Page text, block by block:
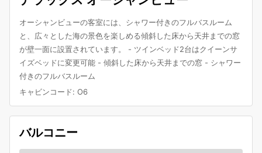
オーシャンビューの客室には、シャワー付きのフルバスルーム
と、広々とした海の景色を楽しめる傾斜した床から天井までの窓
が壁一面に設置されています。 - ツインベッド2台はクイーンサ
イズベッドに変更可能 - 傾斜した床から天井までの窓 - シャワー
付きのフルバスルーム
キャビンコード: O6
バルコニー